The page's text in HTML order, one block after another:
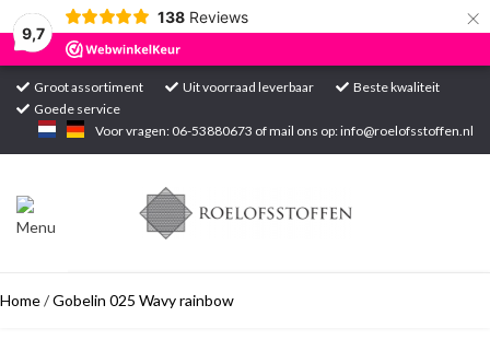
9,7
138 Reviews ×
Groot assortiment Uit voorraad leverbaar
Beste kwaliteit
Goede service
Voor vragen: 06-53880673 of mail ons op:info@roelofsstoffen.nl
Home
Projecten
Home/Gobelin 025 Wavy rainbow